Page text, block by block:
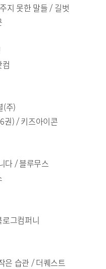
지 못한 말들 / 길벗
(주)
권) / 키즈아이콘
다 / 블루무스
그컴퍼니
은 습관 / 더퀘스트